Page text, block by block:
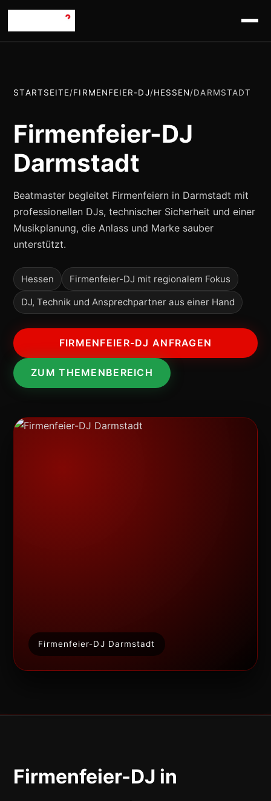
STARTSEITE/FIRMENFEIER-DJ/HESSEN/DARMSTADT
Firmenfeier-DJ
Darmstadt
Beatmaster begleitet Firmenfeiern in Darmstadt mit
professionellen DJs, technischer Sicherheit und einer
Musikplanung, die Anlass und Marke sauber
unterstützt.
Hessen Firmenfeier-DJ mit regionalem Fokus
DJ, Technik und Ansprechpartner aus einer Hand
FIRMENFEIER-DJ ANFRAGEN
ZUM THEMENBEREICH
Firmenfeier-DJ Darmstadt
Firmenfeier-DJ in